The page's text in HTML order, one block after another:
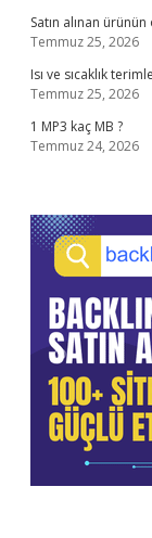
Satın alınan
Temmuz 25, 2026
Isı ve sıcaklık
Temmuz 25, 2026
1 MP3 kaç MB ?
Temmuz 24, 2026